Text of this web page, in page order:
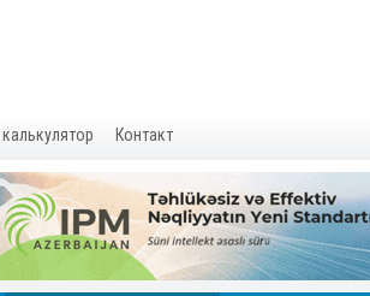
Контакт